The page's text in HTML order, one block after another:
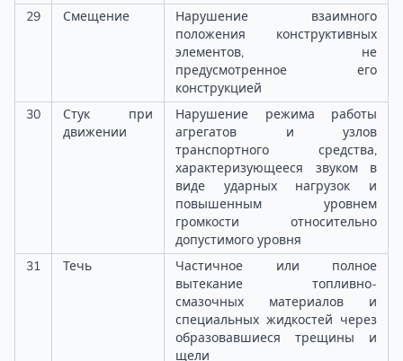
29
Смещение
Нарушение взаимного
положения конструктивных
элементов, не
предусмотренное его
конструкцией
30
Стук при
движении
Нарушение режима работы
агрегатов и узлов
транспортного средства,
характеризующееся звуком в
виде ударных нагрузок и
повышенным уровнем
громкости относительно
допустимого уровня
31
Течь
Частичное или полное
вытекание топливно-
смазочных материалов и
специальных жидкостей через
образовавшиеся трещины и
щели